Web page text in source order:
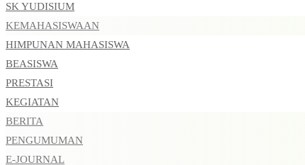
SK YUDISIUM
KEMAHASISWAAN
HIMPUNAN MAHASISWA
BEASISWA
PRESTASI
KEGIATAN
BERITA
PENGUMUMAN
E-JOURNAL